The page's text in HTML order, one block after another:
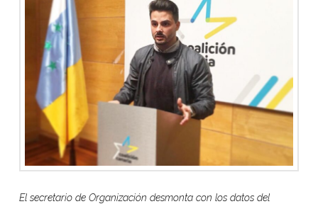
El secretario de Organización desmonta con los datos del